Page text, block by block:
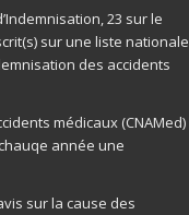
23 sur le
sur une liste nationale
des accidents
médicaux (CNAMed)
année une
sur la cause des